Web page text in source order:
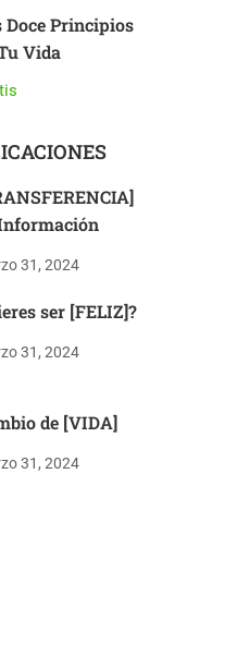
Doce Principios
Vida
31, 2024
ser [FELIZ]?
31, 2024
de [VIDA]
31, 2024